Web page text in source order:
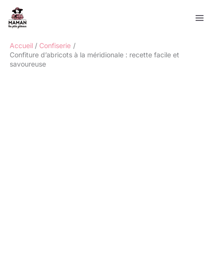
contenu
Accueil
Confiserie
Confiture d’abricots à la méridionale : recette facile et
savoureuse
Rechercher